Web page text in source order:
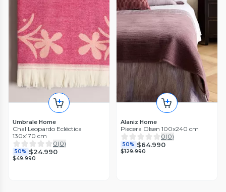
Umbrale Home
Chal Leopardo Ecléctica
130x170 cm
0(0)
50% $24.990
$49.990
Alaniz Home
Piecera Olsen 100x240 cm
0(0)
50% $64.990
$129.990